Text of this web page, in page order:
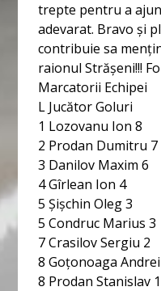
trepte pentru a
adevarat. Bravo și
contribuie sa
raionul Strășeni!!!
Marcatorii Echipei
L Jucător Goluri
1 Lozovanu Ion 8
2 Prodan Dumitru 7
3 Danilov Maxim 6
4 Gîrlean Ion 4
5 Șișchin Oleg 3
5 Condruc Marius 3
7 Crasilov Sergiu 2
8 Goțonoaga Andrei
8 Prodan Stanislav 1